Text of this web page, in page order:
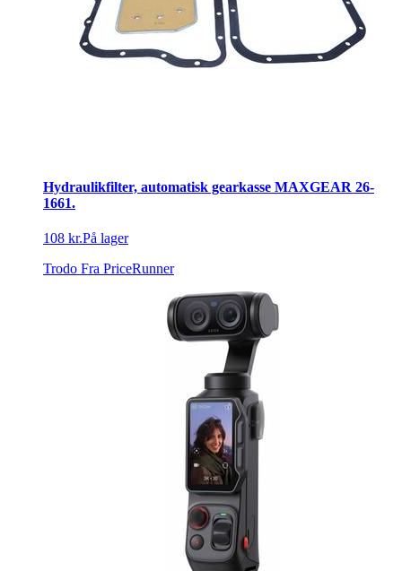
Hydraulikfilter, automatisk gearkasse MAXGEAR 26-
1661.
108 kr.På lager
Trodo Fra PriceRunner